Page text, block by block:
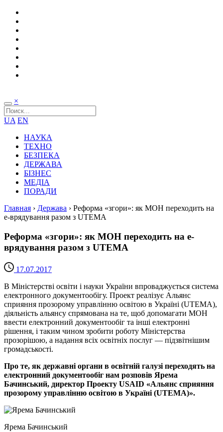
×
UA EN
НАУКА
ТЕХНО
БЕЗПЕКА
ДЕРЖАВА
БІЗНЕС
МЕДІА
ПОРАДИ
Главная › Держава › Реформа «згори»: як МОН переходить на
е-врядування разом з UТЕMA
Реформа «згори»: як МОН переходить на е-
врядування разом з UТЕMA
17.07.2017
В Міністерстві освіти і науки України впроваджується система
електронного документообігу. Проект реалізує Альянс
сприяння прозорому управлінню освітою в Україні (UТЕMA),
діяльність альянсу спрямована на те, щоб допомагати МОН
ввести електронний документообіг та інші електронні
рішення, і таким чином зробити роботу Міністерства
прозорішою, а надання всіх освітніх послуг — підзвітнішим
громадськості.
Про те, як державні органи в освітній галузі переходять на
електронний документообіг нам розповів Ярема
Бачинський, директор Проекту USAID «Альянс сприяння
прозорому управлінню освітою в Україні (UTEMA)».
Ярема Бачинський